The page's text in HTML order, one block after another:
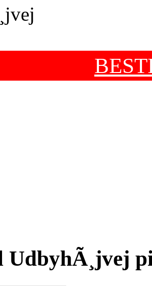
UdbyhÃ¸jvej